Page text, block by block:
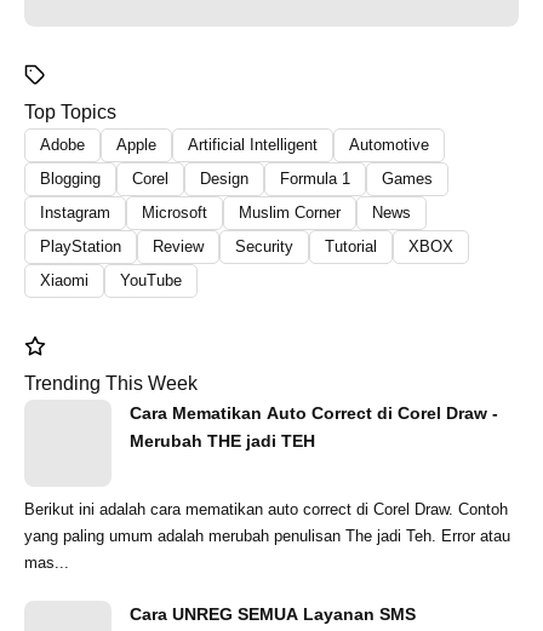
Top Topics
Adobe Apple Artificial Intelligent
Automotive
Blogging
Corel Design Formula 1
Games
Instagram
Microsoft Muslim Corner
News
PlayStation
Review Security Tutorial
XBOX
Xiaomi
YouTube
Trending This Week
Cara Mematikan Auto Correct di Corel Draw -
Merubah THE jadi TEH
Berikut ini adalah cara mematikan auto correct di Corel Draw. Contoh
yang paling umum adalah merubah penulisan The jadi Teh. Error atau
mas...
Cara UNREG SEMUA Layanan SMS